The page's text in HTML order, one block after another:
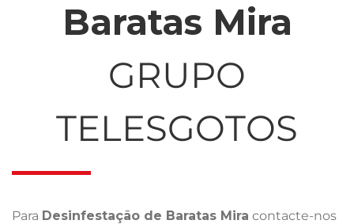
Baratas Mira
GRUPO
TELESGOTOS
Para Desinfestação de Baratas Mira contacte-nos